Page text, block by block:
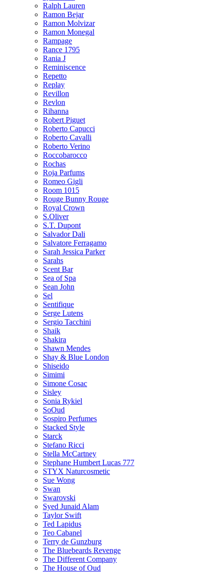
Ralph Lauren
Ramon Bejar
Ramon Molvizar
Ramon Monegal
Rampage
Rance 1795
Rania J
Reminiscence
Repetto
Replay
Revillon
Revlon
Rihanna
Robert Piguet
Roberto Capucci
Roberto Cavalli
Roberto Verino
Roccobarocco
Rochas
Roja Parfums
Romeo Gigli
Room 1015
Rouge Bunny Rouge
Royal Crown
S.Oliver
S.T. Dupont
Salvador Dali
Salvatore Ferragamo
Sarah Jessica Parker
Sarahs
Scent Bar
Sea of Spa
Sean John
Sel
Sentifique
Serge Lutens
Sergio Tacchini
Shaik
Shakira
Shawn Mendes
Shay & Blue London
Shiseido
Simimi
Simone Cosac
Sisley
Sonia Rykiel
SoOud
Sospiro Perfumes
Stacked Style
Starck
Stefano Ricci
Stella McCartney
Stephane Humbert Lucas 777
STYX Naturсosmetic
Sue Wong
Swan
Swarovski
Syed Junaid Alam
Taylor Swift
Ted Lapidus
Teo Cabanel
Terry de Gunzburg
The Bluebeards Revenge
The Different Company
The House of Oud